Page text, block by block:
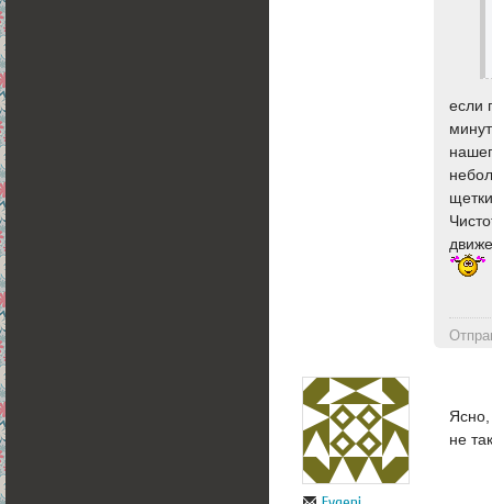
если
Ясно,
не